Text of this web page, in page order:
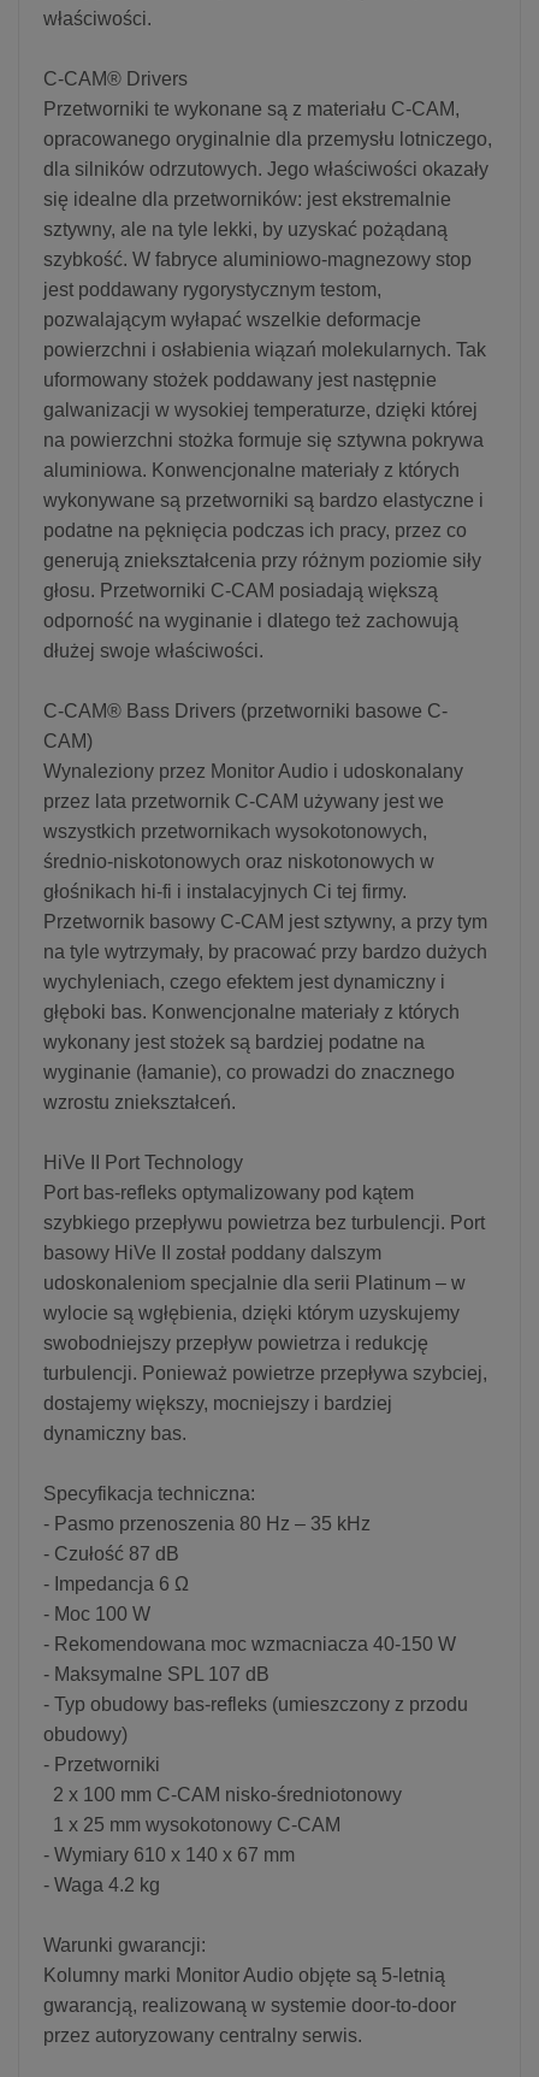
właściwości.
C-CAM® Drivers
Przetworniki te wykonane są z materiału C-CAM,
opracowanego oryginalnie dla przemysłu lotniczego,
dla silników odrzutowych. Jego właściwości okazały
się idealne dla przetworników: jest ekstremalnie
sztywny, ale na tyle lekki, by uzyskać pożądaną
szybkość. W fabryce aluminiowo-magnezowy stop
jest poddawany rygorystycznym testom,
pozwalającym wyłapać wszelkie deformacje
powierzchni i osłabienia wiązań molekularnych. Tak
uformowany stożek poddawany jest następnie
galwanizacji w wysokiej temperaturze, dzięki której
na powierzchni stożka formuje się sztywna pokrywa
aluminiowa. Konwencjonalne materiały z których
wykonywane są przetworniki są bardzo elastyczne i
podatne na pęknięcia podczas ich pracy, przez co
generują zniekształcenia przy różnym poziomie siły
głosu. Przetworniki C-CAM posiadają większą
odporność na wyginanie i dlatego też zachowują
dłużej swoje właściwości.
C-CAM® Bass Drivers (przetworniki basowe C-
CAM)
Wynaleziony przez Monitor Audio i udoskonalany
przez lata przetwornik C-CAM używany jest we
wszystkich przetwornikach wysokotonowych,
średnio-niskotonowych oraz niskotonowych w
głośnikach hi-fi i instalacyjnych Ci tej firmy.
Przetwornik basowy C-CAM jest sztywny, a przy tym
na tyle wytrzymały, by pracować przy bardzo dużych
wychyleniach, czego efektem jest dynamiczny i
głęboki bas. Konwencjonalne materiały z których
wykonany jest stożek są bardziej podatne na
wyginanie (łamanie), co prowadzi do znacznego
wzrostu zniekształceń.
HiVe II Port Technology
Port bas-refleks optymalizowany pod kątem
szybkiego przepływu powietrza bez turbulencji. Port
basowy HiVe II został poddany dalszym
udoskonaleniom specjalnie dla serii Platinum – w
wylocie są wgłębienia, dzięki którym uzyskujemy
swobodniejszy przepływ powietrza i redukcję
turbulencji. Ponieważ powietrze przepływa szybciej,
dostajemy większy, mocniejszy i bardziej
dynamiczny bas.
Specyfikacja techniczna:
- Pasmo przenoszenia 80 Hz – 35 kHz
- Czułość 87 dB
- Impedancja 6 Ω
- Moc 100 W
- Rekomendowana moc wzmacniacza 40-150 W
- Maksymalne SPL 107 dB
- Typ obudowy bas-refleks (umieszczony z przodu
obudowy)
- Przetworniki
2 x 100 mm C-CAM nisko-średniotonowy
1 x 25 mm wysokotonowy C-CAM
- Wymiary 610 x 140 x 67 mm
- Waga 4.2 kg
Warunki gwarancji:
Kolumny marki Monitor Audio objęte są 5-letnią
gwarancją, realizowaną w systemie door-to-door
przez autoryzowany centralny serwis.